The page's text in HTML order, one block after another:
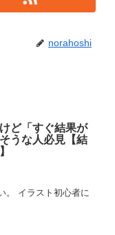
norahoshi
ど「すぐ結果が
うな人必見【結
。 イラスト初心者に